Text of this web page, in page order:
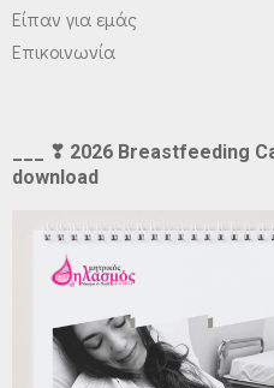
Είπαν για εμάς
Επικοινωνία
___ ❣ 2026 Breastfeeding
download